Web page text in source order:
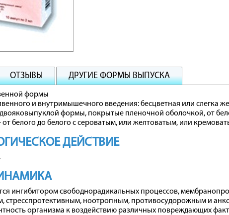
ОТЗЫВЫ ДРУГИЕ ФОРМЫ ВЫПУСКА
формы
и внутримышечного введения: бесцветная или слегка
двояковыпуклой формы, покрытые пленочной оболочкой, от
белого до белого с сероватым, или желтоватым, или
ДЕЙСТВИЕ
ингибитором свободнорадикальных процессов,
стресспротективным, ноотропным, противосудорожным и
организма к воздействию различных повреждающих